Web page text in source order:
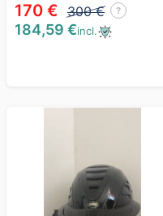
170 € 300 € ?
184,59 €incl.